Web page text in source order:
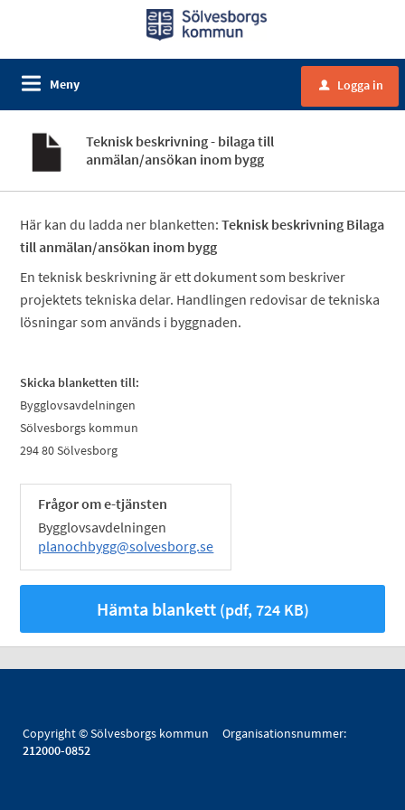
Meny u Logga in
Teknisk beskrivning - bilaga till
anmälan/ansökan inom bygg
Här kan du ladda ner blanketten:Teknisk beskrivning Bilaga
till anmälan/ansökan inom bygg
En teknisk beskrivning är ett dokument som beskriver
projektets tekniska delar. Handlingen redovisar de tekniska
lösningar som används i byggnaden.
Skicka blanketten till:
Bygglovsavdelningen
Sölvesborgs kommun
294 80 Sölvesborg
Frågor om e-tjänsten
Bygglovsavdelningen
planochbygg@solvesborg.se
Hämta blankett(pdf, 724 KB)
Copyright © Sölvesborgs kommun Organisationsnummer:
212000-0852